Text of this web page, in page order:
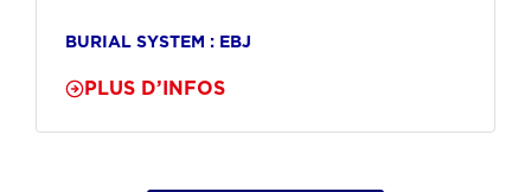
BURIAL SYSTEM : EBJ
PLUS D’INFOS